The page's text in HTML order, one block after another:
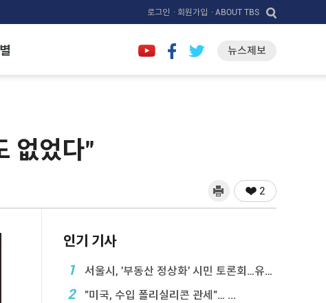
로그인 · 회원가입 · ABOUT TBS
뉴스제보
없었다"
2
인기 기사
1
서울시, '부동산 정상화' 시민 토론회…유튜브 생중계
2 "미국, 수입 폴리실리콘 관세"… ...